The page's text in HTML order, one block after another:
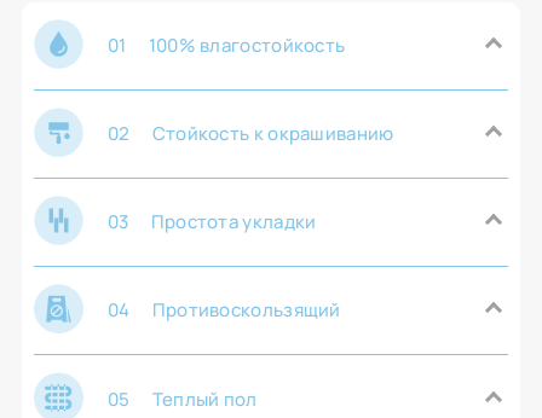
01 100% влагостойкость
04 Противоскользящий
02 Стойкость к окрашиванию
05 Теплый пол
03 Простота укладки